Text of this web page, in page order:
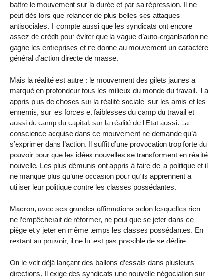
battre le mouvement sur la durée et par sa répression. Il ne
peut dès lors que relancer de plus belles ses attaques
antisociales. Il compte aussi que les syndicats ont encore
assez de crédit pour éviter que la vague d’auto-organisation ne
gagne les entreprises et ne donne au mouvement un caractère
général d’action directe de masse.
Mais la réalité est autre : le mouvement des gilets jaunes a
marqué en profondeur tous les milieux du monde du travail. Il a
appris plus de choses sur la réalité sociale, sur les amis et les
ennemis, sur les forces et faiblesses du camp du travail et
aussi du camp du capital, sur la réalité de l’Etat aussi. La
conscience acquise dans ce mouvement ne demande qu’à
s’exprimer dans l’action. Il suffit d’une provocation trop forte du
pouvoir pour que les idées nouvelles se transforment en réalité
nouvelle. Les plus démunis ont appris à faire de la politique et il
ne manque plus qu’une occasion pour qu’ils apprennent à
utiliser leur politique contre les classes possédantes.
Macron, avec ses grandes affirmations selon lesquelles rien
ne l’empêcherait de réformer, ne peut que se jeter dans ce
piège et y jeter en même temps les classes possédantes. En
restant au pouvoir, il ne lui est pas possible de se dédire.
On le voit déjà lançant des ballons d’essais dans plusieurs
directions. Il exige des syndicats une nouvelle négociation sur